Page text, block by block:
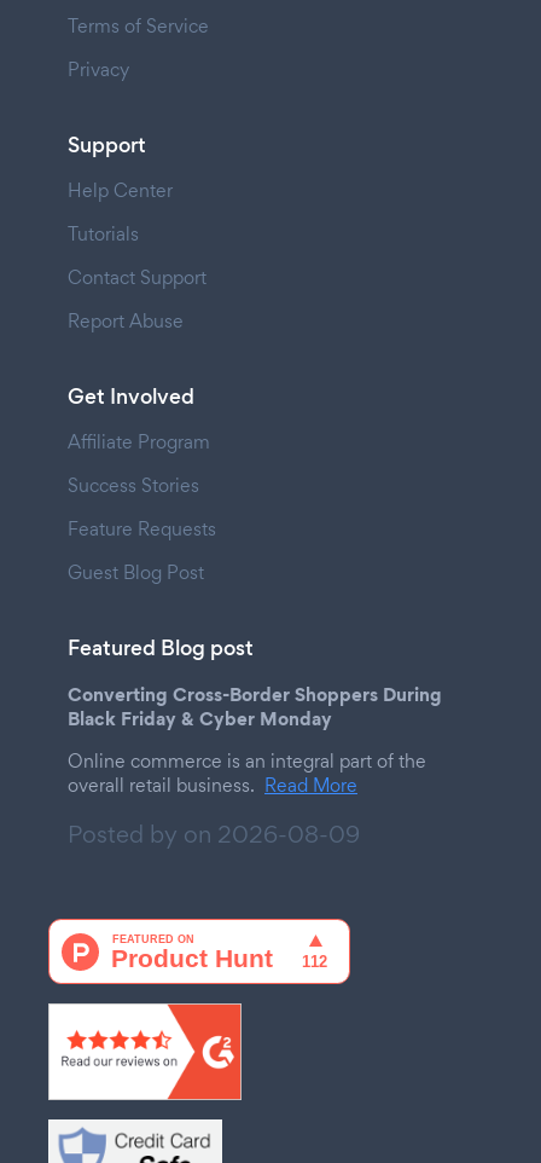
Terms of Service
Privacy
Support
Help Center
Tutorials
Contact Support
Report Abuse
Get Involved
Affiliate Program
Success Stories
Feature Requests
Guest Blog Post
Featured Blog post
Converting Cross-Border Shoppers During
Black Friday & Cyber Monday
Online commerce is an integral part of the
overall retail business. Read More
Posted by on 2026-08-09